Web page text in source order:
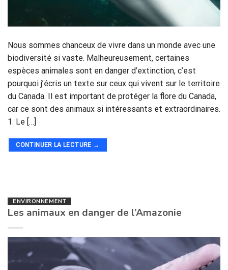
Nous sommes chanceux de vivre dans un monde avec une
biodiversité si vaste. Malheureusement, certaines
espèces animales sont en danger d’extinction, c’est
pourquoi j’écris un texte sur ceux qui vivent sur le territoire
du Canada. Il est important de protéger la flore du Canada,
car ce sont des animaux si intéressants et extraordinaires.
1. Le […]
CONTINUER LA LECTURE →
ENVIRONNEMENT
Les animaux en danger de l’Amazonie